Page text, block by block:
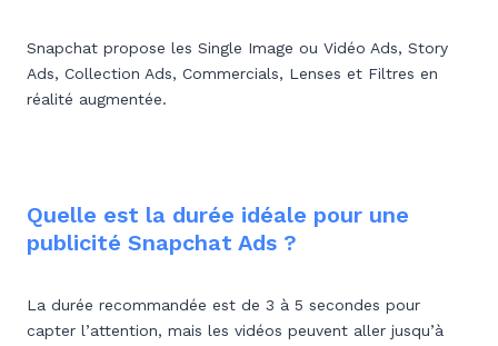
Snapchat propose les Single Image ou Vidéo Ads, Story
Ads, Collection Ads, Commercials, Lenses et Filtres en
réalité augmentée.
Quelle est la durée idéale pour une
publicité Snapchat Ads ?
La durée recommandée est de 3 à 5 secondes pour
capter l’attention, mais les vidéos peuvent aller jusqu’à